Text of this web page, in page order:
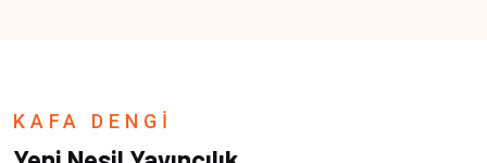
KAFA DENGİ